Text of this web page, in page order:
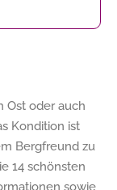
Ost oder auch
Kondition ist
Bergfreund zu
14 schönsten
sowie